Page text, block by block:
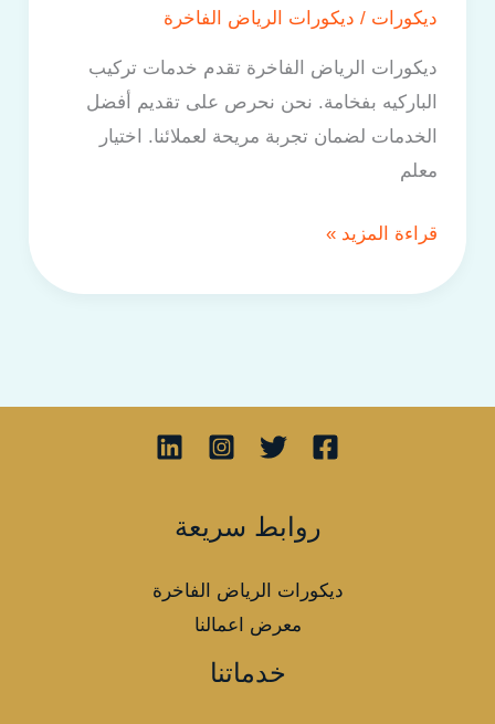
ديكورات / ديكورات الرياض الفاخرة
ديكورات الرياض الفاخرة تقدم خدمات تركيب
الباركيه بفخامة. نحن نحرص على تقديم أفضل
الخدمات لضمان تجربة مريحة لعملائنا. اختيار
معلم
قراءة المزيد »
روابط سريعة
ديكورات الرياض الفاخرة
معرض اعمالنا
خدماتنا